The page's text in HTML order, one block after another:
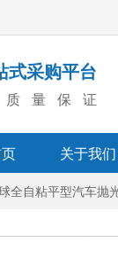
式采购平台
量保证
关于我们
全自粘平型汽车抛